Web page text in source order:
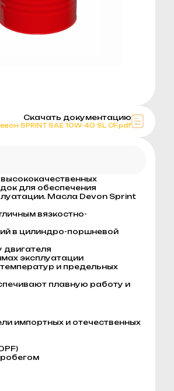
Скачать документацию
SPRINT SAE 10W-40 SL CF.pdf
для обеспечения
Масла Devon Sprint
вязкостно-
в цилиндро-поршневой
эксплуатации
и предельных
плавную работу и
импортных и отечественных